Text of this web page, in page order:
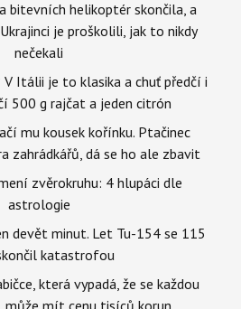
bitevních helikoptér skončila, a
je proškolili, jak to nikdy
nečekali
Itálii je to klasika a chuť předčí i
500 g rajčat a jeden citrón
mu kousek kořínku. Ptačinec
zahrádkářů, dá se ho ale zbavit
zvěrokruhu: 4 hlupáci dle
astrologie
devět minut. Let Tu-154 se 115
katastrofou
která vypadá, že se každou
může mít cenu tisíců korun